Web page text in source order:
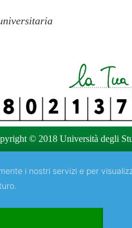
© 2018 Università degli
i nostri servizi e per